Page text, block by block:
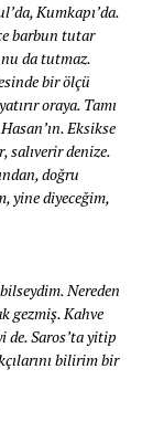
Kumkapı’da.
barbun tutar
da tutmaz.
bir ölçü
oraya. Tamı
Eksikse
salıverir denize.
doğru
yine diyeceğim,
Nereden
gezmiş. Kahve
de. Saros’ta yitip
bilirim bir